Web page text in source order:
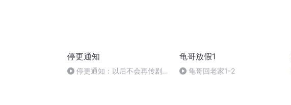
停更通知
停更通知：以后不会再传剧
龟哥放假1
龟哥回老家1-2